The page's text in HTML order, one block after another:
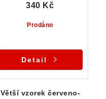
Prodáno
340 Kč
Detail
Větší vzorek červeno-